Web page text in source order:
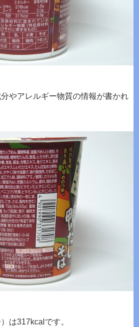
やアレルギー物質の情報が書かれ
は317kcalです。